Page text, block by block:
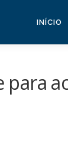
INÍCIO